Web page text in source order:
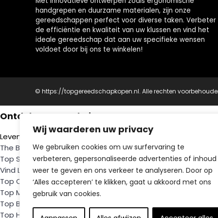
Wij waarderen uw privacy
We gebruiken cookies om uw surfervaring te
verbeteren, gepersonaliseerde advertenties of inhoud
weer te geven en ons verkeer te analyseren. Door op
‘Alles accepteren’ te klikken, gaat u akkoord met ons
gebruik van cookies.
handgrepen en duurzame materialen, zijn onze
gereedschappen perfect voor diverse taken. Verbeter
de efficiëntie en kwaliteit van uw klussen en vind het
ideale gereedschap dat aan uw specifieke wensen
voldoet door bij ons te winkelen!
© https://topgereedschapkopen.nl. Alle rechten
Ontdek Onze Websites
Levensstijl en Gezondheid
The Balance Club- Gezonde levensstijl
Top Saxenda Kliniek- Persoonlijke gezondheidszorg
Vind Lifestyle Coach- Ontmoet jouw coach vandaag
Top Ozempic Kliniek- Betrouwbare zorg
Top Mounjaro Kopen- Gezondheid oplossingen
Top Botox Kopen
Top Hulpmiddelen Ouderen Kopen- Ondersteuning voor